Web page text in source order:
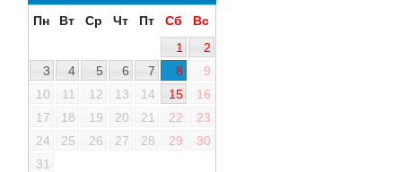
Пн Вт Ср Чт Пт Сб
Вс
1
2
3
4 5 6 7 8
9
10
11 12 13 14 15
16
17
18 19 20 21 22
23
24
25 26 27 28 29
30
31